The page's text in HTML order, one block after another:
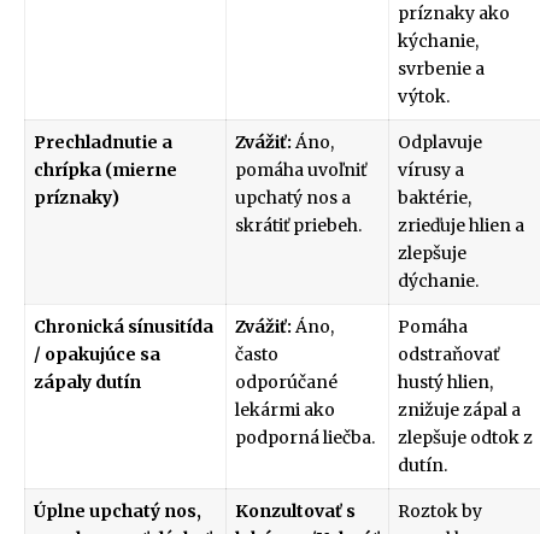
príznaky ako
kýchanie,
svrbenie a
výtok.
Prechladnutie a
chrípka (mierne
príznaky)
Zvážiť: Áno,
pomáha uvoľniť
upchatý nos a
skrátiť priebeh.
Odplavuje
vírusy a
baktérie,
zrieďuje hlien a
zlepšuje
dýchanie.
Chronická sínusitída
/ opakujúce sa
zápaly dutín
Zvážiť: Áno,
často
odporúčané
lekármi ako
podporná liečba.
Pomáha
odstraňovať
hustý hlien,
znižuje zápal a
zlepšuje odtok z
dutín.
Úplne upchatý nos,
Konzultovať s
Roztok by